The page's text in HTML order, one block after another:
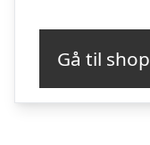
Gå til shop